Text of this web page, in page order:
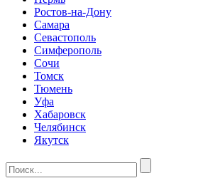
Ростов-на-Дону
Самара
Севастополь
Симферополь
Сочи
Томск
Тюмень
Уфа
Хабаровск
Челябинск
Якутск